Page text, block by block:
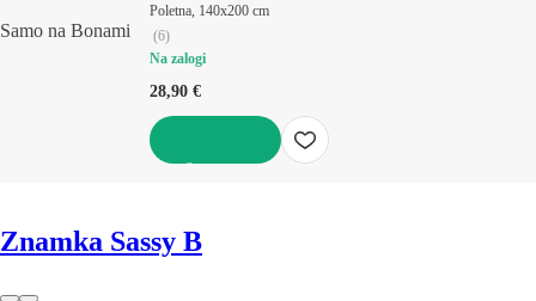
Samo na Bonami
Poletna, 140x200 cm
(6)
Na zalogi
28,90 €
Znamka Sassy B